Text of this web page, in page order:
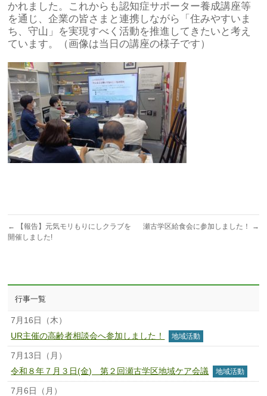
かれました。これからも認知症サポーター養成講座等
を通じ、企業の皆さまと連携しながら「住みやすいま
ち、守山」を実現すべく活動を推進してきたいと考え
ています。（画像は当日の講座の様子です）
←
【報告】元気モリもりにしクラブを
開催しました!
瀬古学区給食会に参加しました！ →
行事一覧
7月16日（木）
UR主催の高齢者相談会へ参加しました！
地域活動
7月13日（月）
令和８年７月３日(金) 第２回瀬古学区地域ケア会議
地域活動
7月6日（月）